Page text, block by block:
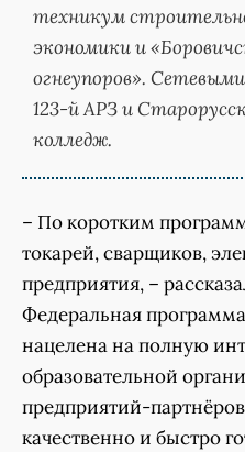
техникум
экономики и
огнеупоров».
123-й АРЗ и
колледж.
– По коротким
токарей, сварщиков,
предприятия, –
Федеральная
нацелена на полную
образовательной
предприятий-
качественно и быстро